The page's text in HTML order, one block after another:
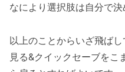
なにより選択肢は自分で決
以上のことからいざ飛ば
見る&クイックセーブをこ